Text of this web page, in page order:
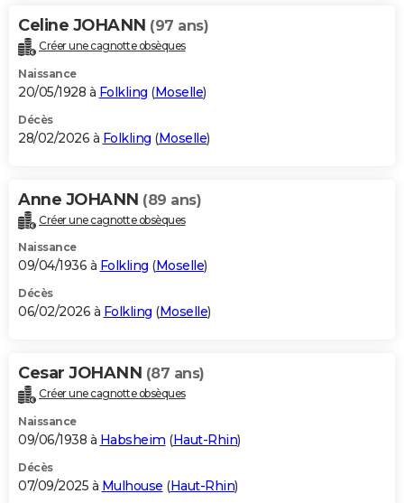
Celine JOHANN (97 ans)
Créer une cagnotte obsèques
Naissance
20/05/1928 à Folkling (Moselle)
Décès
28/02/2026 à Folkling (Moselle)
Anne JOHANN (89 ans)
Créer une cagnotte obsèques
Naissance
09/04/1936 à Folkling (Moselle)
Décès
06/02/2026 à Folkling (Moselle)
Cesar JOHANN (87 ans)
Créer une cagnotte obsèques
Naissance
09/06/1938 à Habsheim (Haut-Rhin)
Décès
07/09/2025 à Mulhouse (Haut-Rhin)